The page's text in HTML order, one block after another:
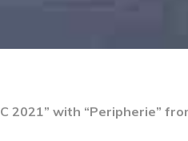
2021” with “Peripherie”